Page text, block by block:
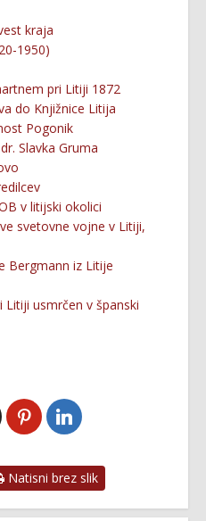
kraja
1950)
pri Litiji 1872
do Knjižnice Litija
Pogonik
Slavka Gruma
v litijski okolici
svetovne vojne v Litiji,
Bergmann iz Litije
Litiji usmrčen v španski
Natisni brez slik